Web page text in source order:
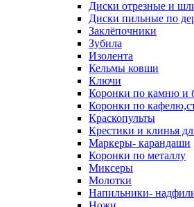
Диски отрезные и
Диски пильные по
Заклёпочники
Зубила
Изолента
Кельмы ковши
Ключи
Коронки по камню и
Коронки по
Краскопульты
Крестики и клинья
Маркеры- карандаши
Коронки по металлу
Миксеры
Молотки
Напильники-